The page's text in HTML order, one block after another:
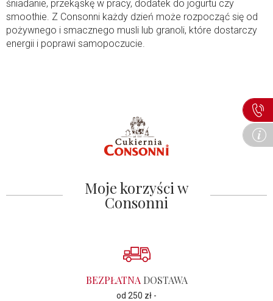
śniadanie, przekąskę w pracy, dodatek do jogurtu czy
smoothie. Z Consonni każdy dzień może rozpocząć się od
pożywnego i smacznego musli lub granoli, które dostarczy
energii i poprawi samopoczucie.
Moje korzyści w
Consonni
BEZPŁATNA DOSTAWA
od 250 zł -